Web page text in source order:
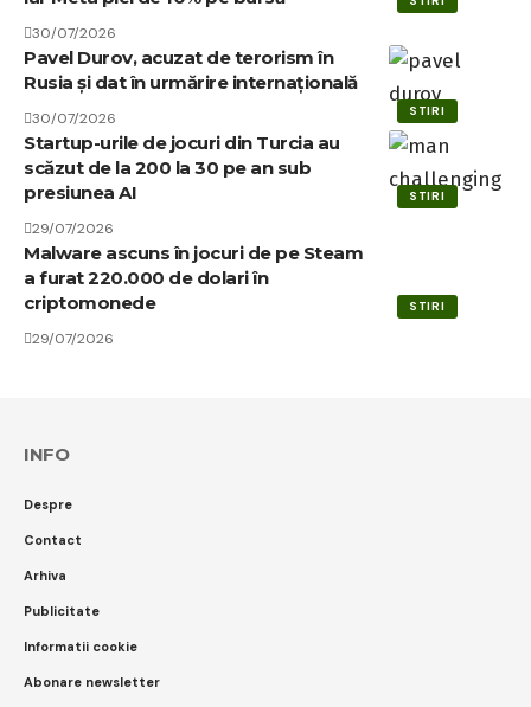
30/07/2026
STIRI
Pavel Durov, acuzat de terorism în
Rusia și dat în urmărire internațională
30/07/2026
STIRI
Startup-urile de jocuri din Turcia au
scăzut de la 200 la 30 pe an sub
presiunea AI
29/07/2026
STIRI
Malware ascuns în jocuri de pe Steam
a furat 220.000 de dolari în
criptomonede
29/07/2026
INFO
Despre
Contact
Arhiva
Publicitate
Informatii cookie
Abonare newsletter